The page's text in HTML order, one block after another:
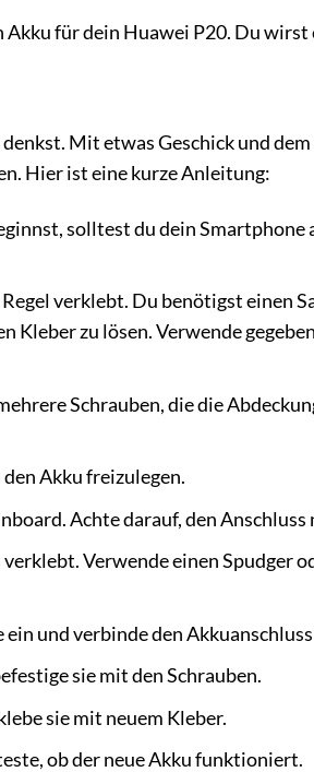
für dein Huawei P20. Du wirst
Mit etwas Geschick und
Hier ist eine kurze Anleitung:
solltest du dein Smartphone
verklebt. Du benötigst einen
Kleber zu lösen. Verwende
Schrauben, die die
Akku freizulegen.
Achte darauf, den Anschluss
Verwende einen Spudger
ein und verbinde den
sie mit den Schrauben.
sie mit neuem Kleber.
ob der neue Akku funktioniert.